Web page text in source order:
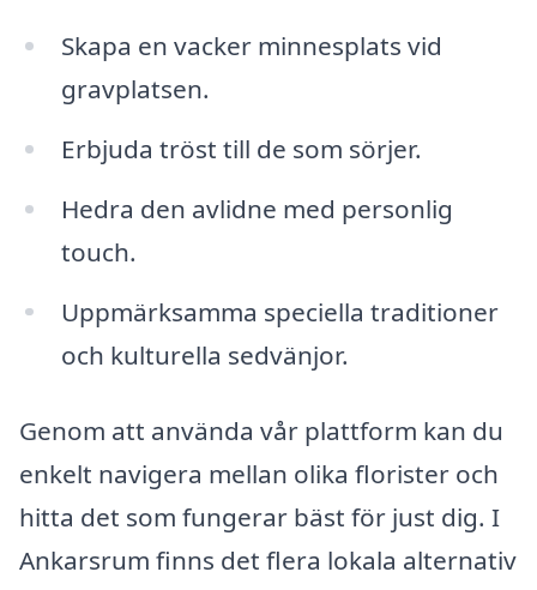
Skapa en vacker minnesplats vid
gravplatsen.
Erbjuda tröst till de som sörjer.
Hedra den avlidne med personlig
touch.
Uppmärksamma speciella traditioner
och kulturella sedvänjor.
Genom att använda vår plattform kan du
enkelt navigera mellan olika florister och
hitta det som fungerar bäst för just dig. I
Ankarsrum finns det flera lokala alternativ